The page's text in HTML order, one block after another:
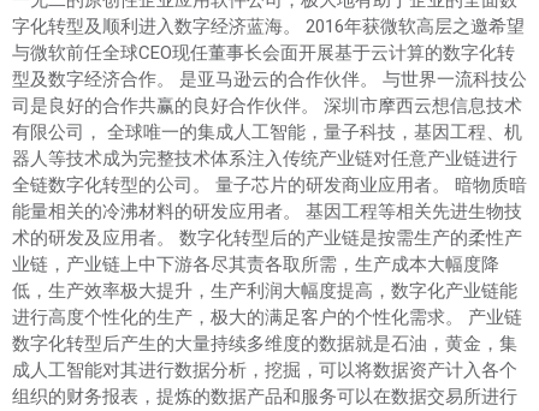
字化转型及顺利进入数字经济蓝海。 2016年获微软高层之邀希望
与微软前任全球CEO现任董事长会面开展基于云计算的数字化转
型及数字经济合作。 是亚马逊云的合作伙伴。 与世界一流科技公
司是良好的合作共赢的良好合作伙伴。 深圳市摩西云想信息技术
有限公司， 全球唯一的集成人工智能，量子科技，基因工程、机
器人等技术成为完整技术体系注入传统产业链对任意产业链进行
全链数字化转型的公司。 量子芯片的研发商业应用者。 暗物质暗
能量相关的冷沸材料的研发应用者。 基因工程等相关先进生物技
术的研发及应用者。 数字化转型后的产业链是按需生产的柔性产
业链，产业链上中下游各尽其责各取所需，生产成本大幅度降
低，生产效率极大提升，生产利润大幅度提高，数字化产业链能
进行高度个性化的生产，极大的满足客户的个性化需求。 产业链
数字化转型后产生的大量持续多维度的数据就是石油，黄金，集
成人工智能对其进行数据分析，挖掘，可以将数据资产计入各个
组织的财务报表，提炼的数据产品和服务可以在数据交易所进行